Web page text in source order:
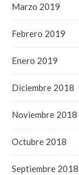
Marzo 2019
Febrero 2019
Enero 2019
Diciembre 2018
Noviembre 2018
Octubre 2018
Septiembre 2018